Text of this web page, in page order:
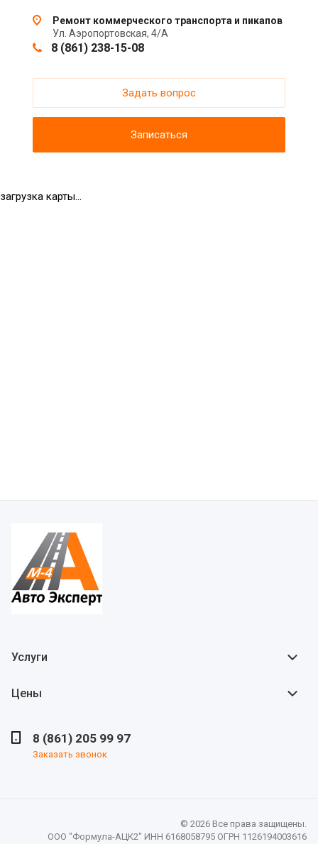
Ремонт коммерческого транспорта и пикапов
Ул. Аэропортовская, 4/А
8 (861) 238-15-08
Задать вопрос
Записаться
загрузка карты...
Услуги
Цены
8 (861) 205 99 97
Заказать звонок
© 2026 Все права защищены.
ООО "Формула-АЦК2" ИНН 6168058795 ОГРН 1126194003616